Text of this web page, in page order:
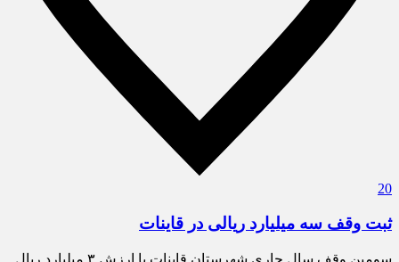
20
ثبت وقف سه میلیارد ریالی در قاینات
سومین وقف سال جاری شهرستان قاینات با ارزش ۳ میلیارد ریال